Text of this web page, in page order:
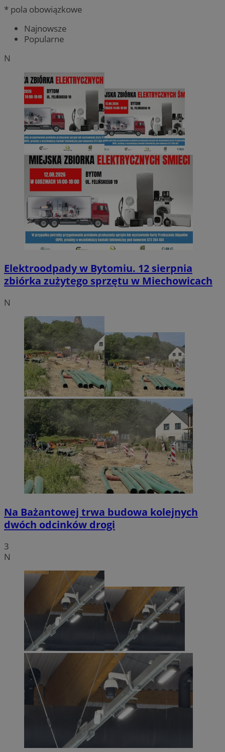
* pola obowiązkowe
Najnowsze
Popularne
N
Elektroodpady w Bytomiu. 12 sierpnia
zbiórka zużytego sprzętu w Miechowicach
N
Na Bażantowej trwa budowa kolejnych
dwóch odcinków drogi
3
N